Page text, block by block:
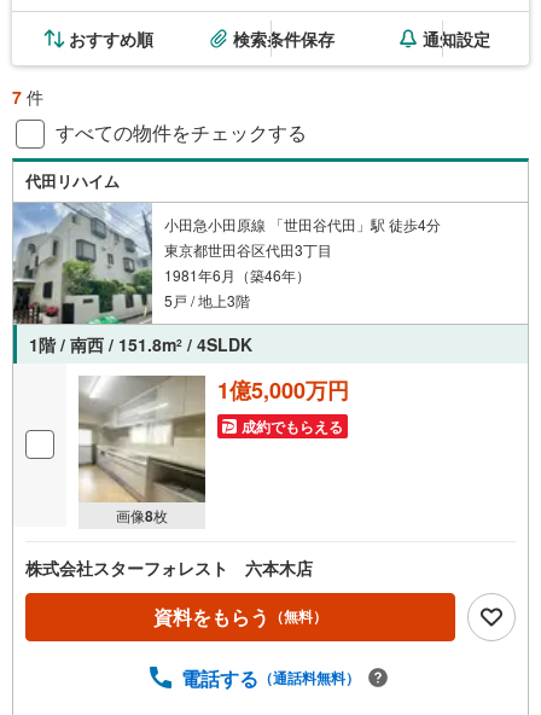
おすすめ順 検索条件保存 通知設定
7 件
すべての物件をチェックする
代田リハイム
小田急小田原線 「世田谷代田」駅 徒歩4分
東京都世田谷区代田3丁目
1981年6月（築46年）
5戸 / 地上3階
1階 / 南西 / 151.8m2 / 4SLDK
画像8枚
1億5,000万円
成約でもらえる
株式会社スターフォレスト 六本木店
資料をもらう （無料）
電話する （通話料無料）